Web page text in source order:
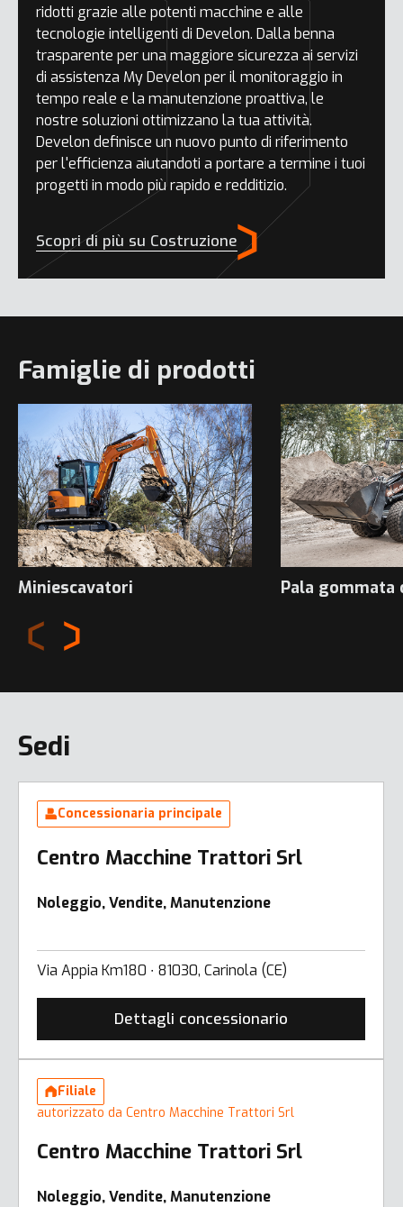
ridotti grazie alle potenti macchine e alle
tecnologie intelligenti di Develon. Dalla benna
trasparente per una maggiore sicurezza ai servizi
di assistenza My Develon per il monitoraggio in
tempo reale e la manutenzione proattiva, le
nostre soluzioni ottimizzano la tua attività.
Develon definisce un nuovo punto di riferimento
per l'efficienza aiutandoti a portare a termine i tuoi
progetti in modo più rapido e redditizio.
Scopri di più su Costruzione
Famiglie di prodotti
Miniescavatori Pala gommata
Sedi
Concessionaria principale
Centro Macchine Trattori Srl
Noleggio, Vendite, Manutenzione
Via Appia Km180 ∙ 81030, Carinola (CE)
Dettagli concessionario
Filiale
autorizzato da Centro Macchine Trattori Srl
Centro Macchine Trattori Srl
Noleggio, Vendite, Manutenzione